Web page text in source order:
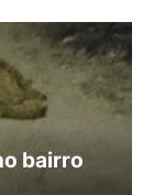
bairro